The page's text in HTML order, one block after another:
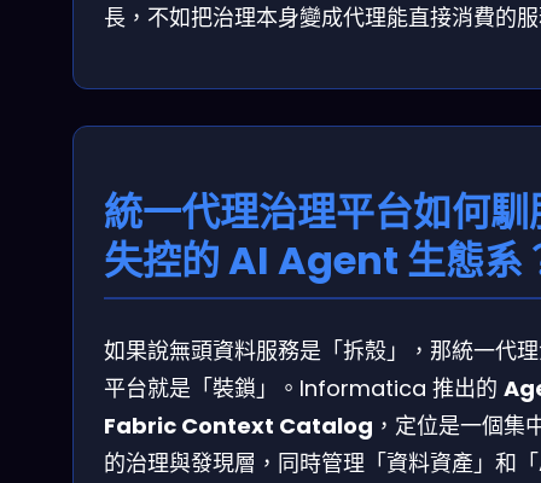
長，不如把治理本身變成代理能直接消費的
統一代理治理平台如何馴
失控的 AI Agent 生態系
如果說無頭資料服務是「拆殼」，那統一代
平台就是「裝鎖」。Informatica 推出的
Fabric Context Catalog ，定位是一個集
的治理與發現層，同時管理「資料資產」和